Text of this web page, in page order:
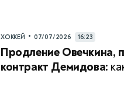
ХОККЕЙ • 07/07/2026 16:23
Продление Овечкина,
контракт Демидова: